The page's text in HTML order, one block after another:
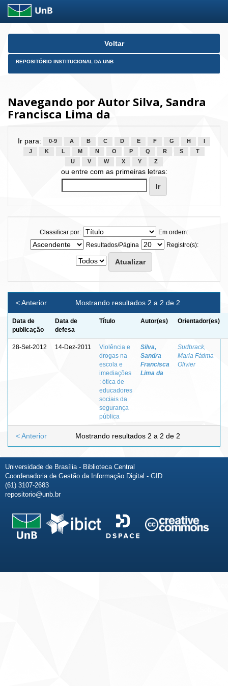
Skip
Voltar
REPOSITÓRIO INSTITUCIONAL DA UNB
Navegando por Autor Silva, Sandra
Francisca Lima da
Ir para: 0-9 A B C D E F G H
J
K L M N O P Q R S
T
U
V W X Y Z
ou entre com as primeiras letras:
Classificar por:
Em ordem:
Resultados/Página
Registro(s):
Mostrando resultados 2 a 2 de 2
< Anterior
Data de
publicação
Data de
defesa
Título Autor(es) Orientador(es)
28-Set-2012 14-Dez-2011
Violência e
drogas na
escola e
imediações
: ótica de
educadores
sociais da
segurança
pública
Silva,
Sandra
Francisca
Lima da
Sudbrack,
Maria Fátima
Olivier
Mostrando resultados 2 a 2 de 2
< Anterior
Universidade de Brasília - Biblioteca Central
Coordenadoria de Gestão da Informação Digital - GID
(61) 3107-2683
repositorio@unb.br